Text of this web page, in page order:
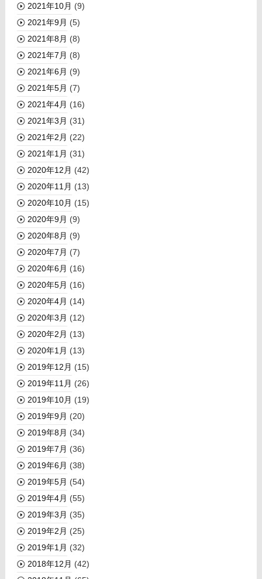
2021年10月 (9)
2021年9月 (5)
2021年8月 (8)
2021年7月 (8)
2021年6月 (9)
2021年5月 (7)
2021年4月 (16)
2021年3月 (31)
2021年2月 (22)
2021年1月 (31)
2020年12月 (42)
2020年11月 (13)
2020年10月 (15)
2020年9月 (9)
2020年8月 (9)
2020年7月 (7)
2020年6月 (16)
2020年5月 (16)
2020年4月 (14)
2020年3月 (12)
2020年2月 (13)
2020年1月 (13)
2019年12月 (15)
2019年11月 (26)
2019年10月 (19)
2019年9月 (20)
2019年8月 (34)
2019年7月 (36)
2019年6月 (38)
2019年5月 (54)
2019年4月 (55)
2019年3月 (35)
2019年2月 (25)
2019年1月 (32)
2018年12月 (42)